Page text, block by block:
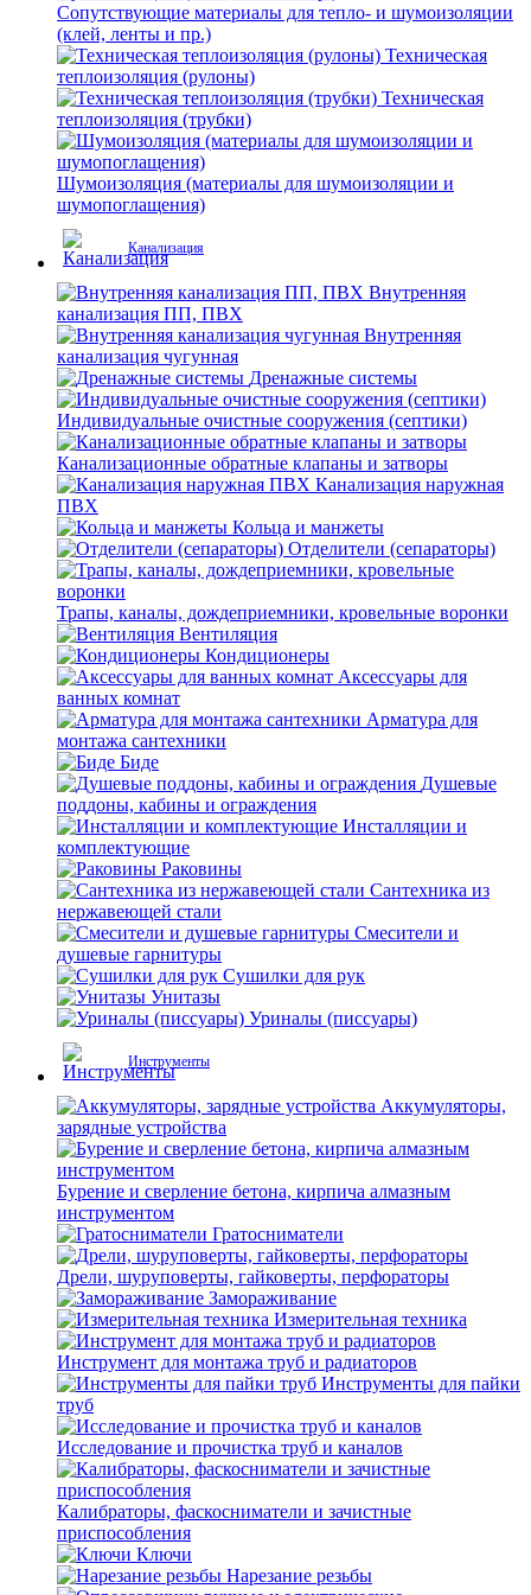
Сопутствующие материалы для тепло- и шумоизоляции
(клей, ленты и пр.)
Техническая
теплоизоляция (рулоны)
Техническая
теплоизоляция (трубки)
Шумоизоляция (материалы для шумоизоляции и
шумопоглащения)
Канализация
Внутренняя
канализация ПП, ПВХ
Внутренняя
канализация чугунная
Дренажные системы
Индивидуальные очистные сооружения (септики)
Канализационные обратные клапаны и затворы
Канализация наружная
ПВХ
Кольца и манжеты
Отделители (сепараторы)
Трапы, каналы, дождеприемники, кровельные воронки
Вентиляция
Кондиционеры
Аксессуары для
ванных комнат
Арматура для
монтажа сантехники
Биде
Душевые
поддоны, кабины и ограждения
Инсталляции и
комплектующие
Раковины
Сантехника из
нержавеющей стали
Смесители и
душевые гарнитуры
Сушилки для рук
Унитазы
Уриналы (писсуары)
Инструменты
Аккумуляторы,
зарядные устройства
Бурение и сверление бетона, кирпича алмазным
инструментом
Гратосниматели
Дрели, шуруповерты, гайковерты, перфораторы
Замораживание
Измерительная техника
Инструмент для монтажа труб и радиаторов
Инструменты для пайки
труб
Исследование и прочистка труб и каналов
Калибраторы, фаскосниматели и зачистные
приспособления
Ключи
Нарезание резьбы